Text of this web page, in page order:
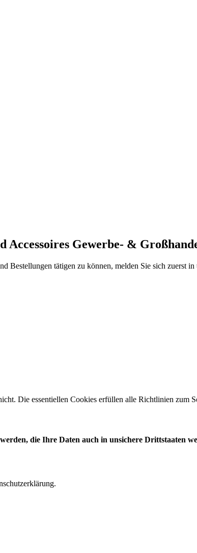
Accessoires Gewerbe- &
Bestellungen tätigen zu können, melden Sie sich zuerst in
Die essentiellen Cookies erfüllen alle Richtlinien zum
die Ihre Daten auch in unsichere Drittstaaten